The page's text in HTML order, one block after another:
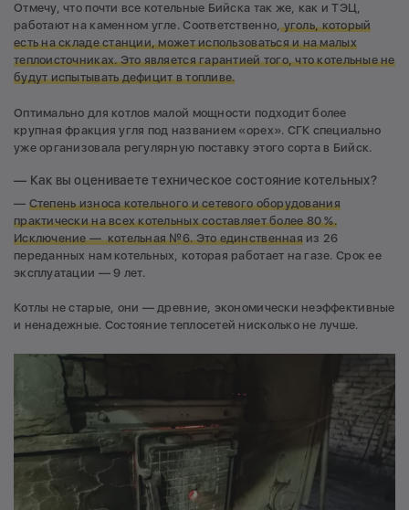
Отмечу, что почти все котельные Бийска так же, как и ТЭЦ,
работают на каменном угле. Соответственно,уголь, который
есть на складе станции, может использоваться и на малых
теплоисточниках. Это является гарантией того, что котельные не
будут испытывать дефицит в топливе.
Оптимально для котлов малой мощности подходит более
крупная фракция угля под названием «орех». СГК специально
уже организовала регулярную поставку этого сорта в Бийск.
— Как вы оцениваете техническое состояние котельных?
— Степень износа котельного и сетевого оборудования
практически на всех котельных составляет более 80 %.
Исключение — котельная №6. Это единственнаяиз 26
переданных нам котельных, которая работает на газе. Срок ее
эксплуатации — 9 лет.
Котлы не старые, они — древние, экономически неэффективные
и ненадежные. Состояние теплосетей нисколько не лучше.